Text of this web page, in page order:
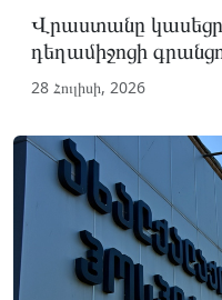
Վրաստանը
դեղամիջոցի
28 Հուլիսի, 2026